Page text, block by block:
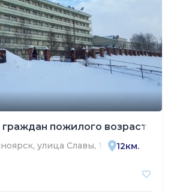
пожилого возраста и
улица Славы, 10 12км.